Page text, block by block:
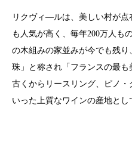
リクヴィ―ルは、美しい村が点
も人気が高く、毎年200万人も
の木組みの家並みが今でも残
珠」と称され「フランスの最も
古くからリースリング、ピノ
いった上質なワインの産地とし